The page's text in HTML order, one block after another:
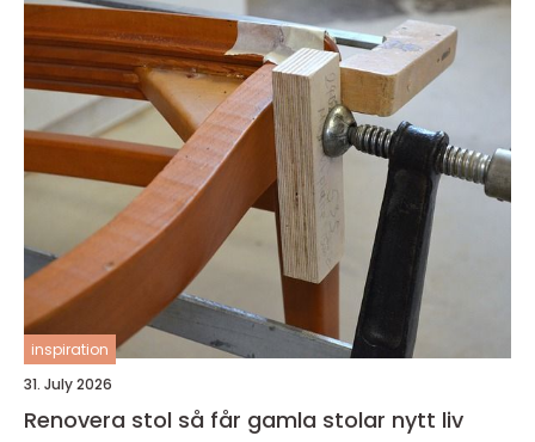
inspiration
31. July 2026
Renovera stol så får gamla stolar nytt liv